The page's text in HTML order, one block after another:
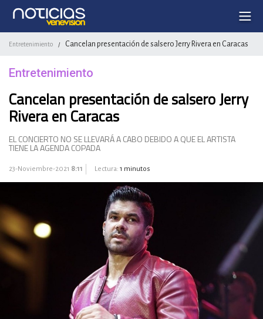
Entretenimiento / Cancelan presentación de salsero Jerry Rivera en Caracas
Entretenimiento
Cancelan presentación de salsero Jerry
Rivera en Caracas
EL CONCIERTO NO SE LLEVARÁ A CABO DEBIDO A QUE EL ARTISTA
TIENE LA AGENDA COPADA
23-Noviembre-2021 8:11 Lectura: 1 minutos